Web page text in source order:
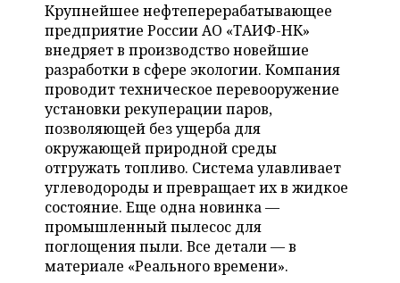
ONLINE-КОНФЕРЕНЦИИ
ОТКРЫТАЯ ЛЕКЦИЯ
ХОККЕЙ
БАСКЕТБОЛ
ВОЛЕЙБОЛ
КИБЕРСПОРТ
ФИГУРНОЕ КАТАНИЕ
ВОДНЫЕ ВИДЫ СПОРТА
ХОККЕЙ С МЯЧОМ
ВЛАСТЬ
ИНФРАСТРУКТУРА
ИСТОРИЯ
КУЛЬТУРА
МЕДИЦИНА
ОБРАЗОВАНИЕ
ПРОИСШЕСТВИЯ
СЮЖЕТЫ
СПРАВОЧНИК
СПИСОК ПЕРСОН
СПИСОК КОМПАНИЙ
ПОЛНАЯ ВЕРСИЯ
Крупнейшее нефтеперерабатывающее
предприятие России АО «ТАИФ-НК»
внедряет в производство новейшие
разработки в сфере экологии. Компания
проводит техническое перевооружение
установки рекуперации паров,
позволяющей без ущерба для
окружающей природной среды
отгружать топливо. Система улавливает
углеводороды и превращает их в жидкое
состояние. Еще одна новинка —
промышленный пылесос для
поглощения пыли. Все детали — в
материале «Реального времени».